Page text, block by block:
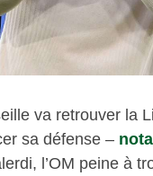
va retrouver la
sa défense –
l’OM peine à